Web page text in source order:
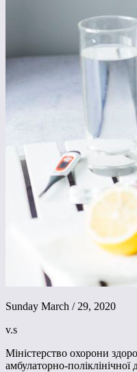
Sunday March / 29, 2020
v.s
Міністерство охорони
амбулаторно-